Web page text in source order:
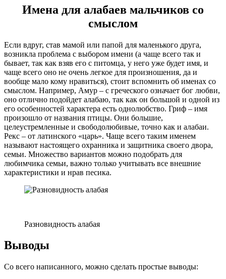
Имена для алабаев мальчиков со
смыслом
Если вдруг, став мамой или папой для маленького друга,
возникла проблема с выбором имени (а чаще всего так и
бывает, так как взяв его с питомца, у него уже будет имя, и
чаще всего оно не очень легкое для произношения, да и
вообще мало кому нравиться), стоит вспомнить об именах со
смыслом. Например, Амур – с греческого означает бог любви,
оно отлично подойдет алабаю, так как он большой и одной из
его особенностей характера есть однолюбство. Гриф – имя
произошло от названия птицы. Они большие,
целеустремленные и свободолюбивые, точно как и алабаи.
Рекс – от латинского «царь». Чаще всего таким именем
называют настоящего охранника и защитника своего двора,
семьи. Множество вариантов можно подобрать для
любимчика семьи, важно только учитывать все внешние
характеристики и нрав песика.
Разновидность алабая
Выводы
Со всего написанного, можно сделать простые выводы: